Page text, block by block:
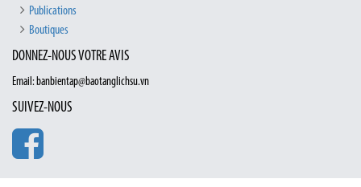
Publications
Boutiques
DONNEZ-NOUS VOTRE AVIS
Email: banbientap@baotanglichsu.vn
SUIVEZ-NOUS